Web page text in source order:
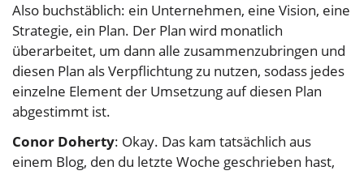
Also buchstäblich: ein Unternehmen, eine Vision, eine
Strategie, ein Plan. Der Plan wird monatlich
überarbeitet, um dann alle zusammenzubringen und
diesen Plan als Verpflichtung zu nutzen, sodass jedes
einzelne Element der Umsetzung auf diesen Plan
abgestimmt ist.
Conor Doherty: Okay. Das kam tatsächlich aus
einem Blog, den du letzte Woche geschrieben hast,